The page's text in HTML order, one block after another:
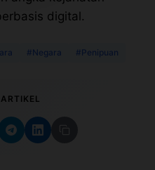
digital.
#Negara #Penipuan